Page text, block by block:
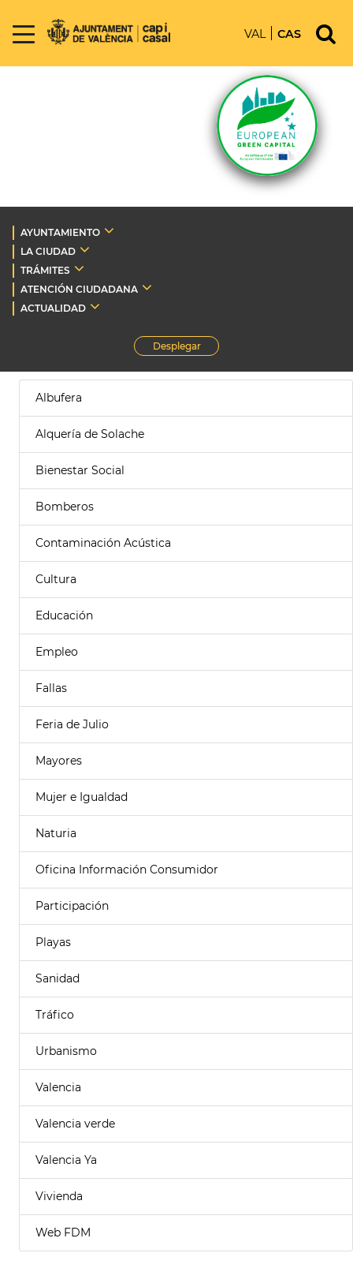
VAL CAS
AYUNTAMIENTO
LA CIUDAD
TRÁMITES
ATENCIÓN CIUDADANA
ACTUALIDAD
Desplegar
Albufera
Alquería de Solache
Bienestar Social
Bomberos
Contaminación Acústica
Cultura
Educación
Empleo
Fallas
Feria de Julio
Mayores
Mujer e Igualdad
Naturia
Oficina Información Consumidor
Participación
Playas
Sanidad
Tráfico
Urbanismo
Valencia
Valencia verde
Valencia Ya
Vivienda
Web FDM